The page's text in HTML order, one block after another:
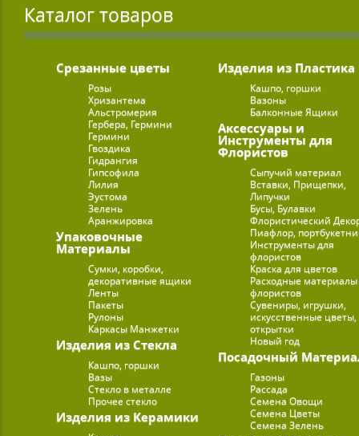
Каталог товаров
Срезанные цветы
Розы
Хризантема
Альстромерия
Гербера, Гермини
Гермини
Гвоздика
Гидрангия
Гипсофила
Лилия
Эустома
Зелень
Аранжировка
Упаковочные
Материалы
Сумки, коробки,
декоративные ящики
Ленты
Пакеты
Рулоны
Каркасы Манжетки
Изделия из Стекла
Кашпо, горшки
Вазы
Стекло в металле
Прочее стекло
Изделия из Керамики
Изделия из Пластика
Кашпо, горшки
Вазоны
Балконные Ящики
Аксессуары и
Инструменты для
Флористов
Сыпучий материал
Вставки, Прищепки,
Липучки
Бусы, Булавки
Флористический
Пиафлор,
Инструменты для
флористов
Краска для цветов
Расходные
флористов
Сувениры, игрушки,
искусственные цветы,
открытки
Новый год
Посадочный
Газоны
Рассада
Семена Овощи
Семена Цветы
Семена Зелень